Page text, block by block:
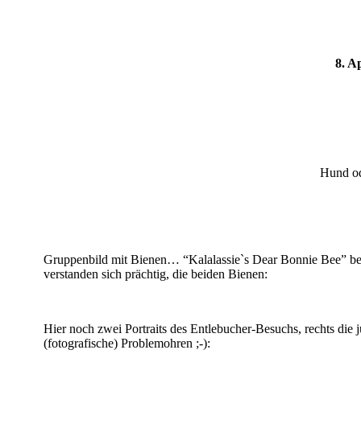
8.
Hund
Gruppenbild mit Bienen… “Kalalassie`s Dear Bonnie Bee”
verstanden sich prächtig, die beiden Bienen:
Hier noch zwei Portraits des Entlebucher-Besuchs, rechts
(fotografische) Problemohren ;-):